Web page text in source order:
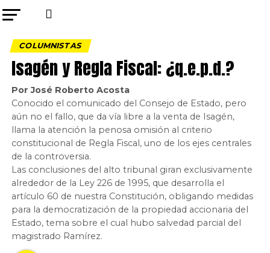
COLUMNISTAS
Isagén y Regla Fiscal: ¿q.e.p.d.?
Por José Roberto Acosta
Conocido el comunicado del Consejo de Estado, pero
aún no el fallo, que da vía libre a la venta de Isagén,
llama la atención la penosa omisión al criterio
constitucional de Regla Fiscal, uno de los ejes centrales
de la controversia.
Las conclusiones del alto tribunal giran exclusivamente
alrededor de la Ley 226 de 1995, que desarrolla el
artículo 60 de nuestra Constitución, obligando medidas
para la democratización de la propiedad accionaria del
Estado, tema sobre el cual hubo salvedad parcial del
magistrado Ramírez.